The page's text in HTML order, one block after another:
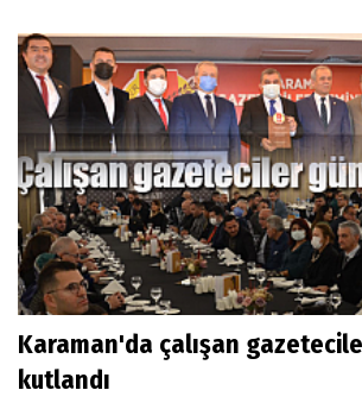
Karaman'da çalışan
kutlandı